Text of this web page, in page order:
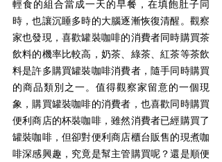
輕食的組合當成一天的早餐，在填飽肚子同
時，也讓沉睡多時的大腦逐漸恢復清醒。觀察
家也發現，喜歡罐裝咖啡的消費者同時購買茶
飲料的機率比較高，奶茶、綠茶、紅茶等茶飲
料是許多購買罐裝咖啡消費者，隨手同時購買
的商品類別之一。值得觀察家留意的一個現
象，購買罐裝咖啡的消費者，也喜歡同時購買
便利商店的杯裝咖啡，雖然消費者已經購買了
罐裝咖啡，但卻對便利商店櫃台販售的現煮咖
啡深感興趣，究竟是幫主管購買呢？還是順便